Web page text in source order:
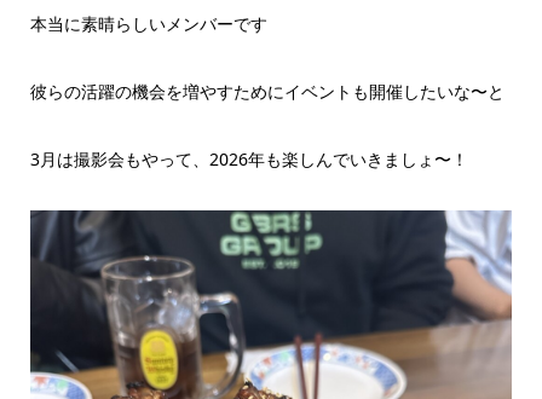
本当に素晴らしいメンバーです
彼らの活躍の機会を増やすためにイベントも開催したいな〜と
3月は撮影会もやって、2026年も楽しんでいきましょ〜！